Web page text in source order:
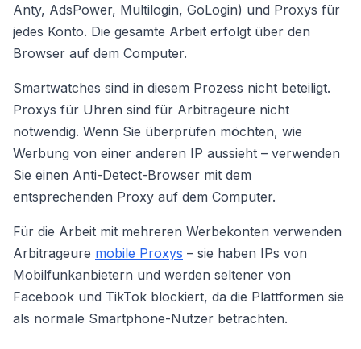
Anty, AdsPower, Multilogin, GoLogin) und Proxys für
jedes Konto. Die gesamte Arbeit erfolgt über den
Browser auf dem Computer.
Smartwatches sind in diesem Prozess nicht beteiligt.
Proxys für Uhren sind für Arbitrageure nicht
notwendig. Wenn Sie überprüfen möchten, wie
Werbung von einer anderen IP aussieht – verwenden
Sie einen Anti-Detect-Browser mit dem
entsprechenden Proxy auf dem Computer.
Für die Arbeit mit mehreren Werbekonten verwenden
Arbitrageure mobile Proxys – sie haben IPs von
Mobilfunkanbietern und werden seltener von
Facebook und TikTok blockiert, da die Plattformen sie
als normale Smartphone-Nutzer betrachten.